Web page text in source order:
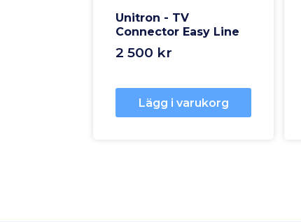
Unitron - TV
Connector Easy Line
2 500 kr
Lägg i varukorg